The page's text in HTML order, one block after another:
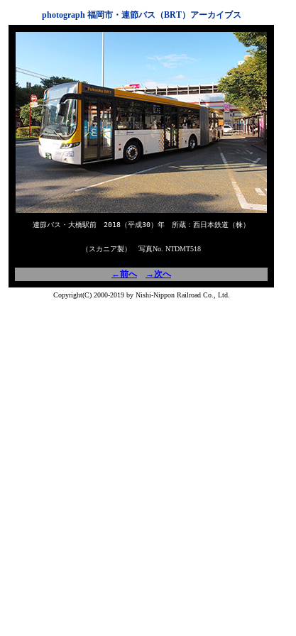
photograph 福岡市・連節バス（BRT）アーカイブス
連節バス・大橋駅前 2018（平成30）年 所蔵：西日本鉄道（株）
（スカニア製） 写真No. NTDMT518
←前へ →次へ
Copyright(C) 2000-2019 by Nishi-Nippon Railroad Co., Ltd.